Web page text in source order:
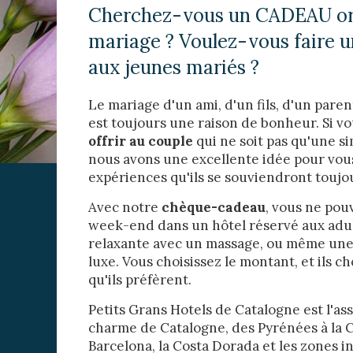
Cherchez-vous un CADEAU
mariage ? Voulez-vous faire
aux jeunes mariés ?
Le mariage d'un ami, d'un fils, d'un
est toujours une raison de bonheur. Si
offrir au couple qui ne soit pas qu'une
nous avons une excellente idée pour
expériences qu'ils se souviendront
Avec notre chèque-cadeau, vous ne
week-end dans un hôtel réservé aux
relaxante avec un massage, ou même
luxe. Vous choisissez le montant, et ils
qu'ils préfèrent.
Petits Grans Hotels de Catalogne est
charme de Catalogne, des Pyrénées à la
Barcelona, la Costa Dorada et les zones
Ce site
telle
Ils
Web
site